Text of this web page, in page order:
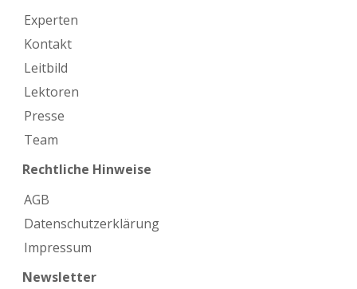
Experten
Kontakt
Leitbild
Lektoren
Presse
Team
Rechtliche Hinweise
AGB
Datenschutzerklärung
Impressum
Newsletter